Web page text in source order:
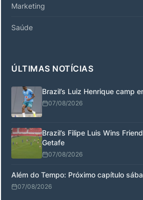
Marketing
Saúde
ÚLTIMAS NOTÍCIAS
Brazil’s Luiz Henrique camp
07/08/2026
Brazil’s Filipe Luis Wins
Getafe
07/08/2026
Além do Tempo: Próximo capítulo
07/08/2026